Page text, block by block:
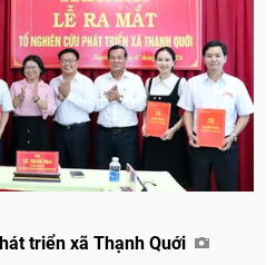
triển xã Thạnh Quới